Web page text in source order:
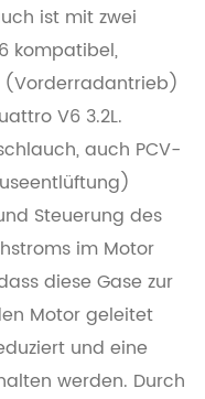
ist mit zwei
kompatibel,
(Vorderradantrieb)
V6 3.2L.
auch PCV-
Steuerung des
im Motor
diese Gase zur
Motor geleitet
und eine
werden. Durch